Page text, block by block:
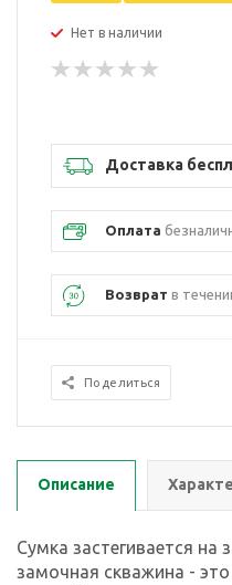
Нет в наличии
Доставка
Оплата
Возврат в
Поделиться
Описание
Сумка застегивается на
замочная скважина -